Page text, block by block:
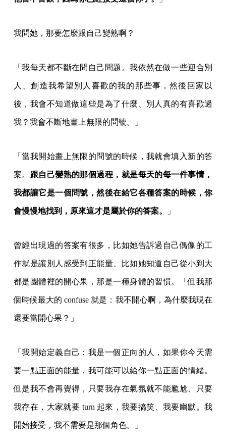
我問她，那要怎麼跟自己變熟啊？
「我每天都不斷在問自己問題。我依然在做一些迎合別
人、創造我希望別人喜歡的我的那些事，然後回家以
後，我會不知道做這些是為了什麼、別人真的有喜歡過
我？我會不斷地畫上無限的問號。」
「當我開始畫上無限的問號的時候，我就會填入新的答
案。 跟自己變熟的那個過程，就是每天的每一件事情，
我都讓它是一個問號，然後在給它各種答案的時候，你
會慢慢地找到，原來這才是屬於你的答案。 」
曾經出現過的答案有很多，比如她告訴過自己偶像的工
作就是讓別人感受到正能量、比如她知道自己從小到大
都是團體裡的開心果，那是一種身體的習慣。「但我那
個時候最大的 confuse 就是：我不開心啊，為什麼我現在
還要當開心果？」
「我開始定義自己：我是一個正向的人，如果你今天需
要一點正面的能量，我可能可以給你一點正面的情緒。
但是我不會再覺得，只要我存在氣氛就不能尷尬、只要
我存在，大家就要 turn 起來，我要搞笑、我要幽默。我
開始接受，我不需要是那個角色。」